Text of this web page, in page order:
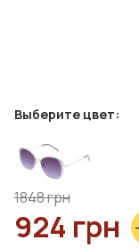
Выберите цвет:
1848 грн
924 грн